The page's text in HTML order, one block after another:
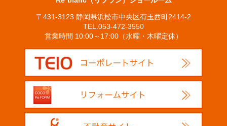
〒431-3123 静岡県浜松市中央区有玉西町2414-2
TEL.053-472-3550
営業時間 10:00～17:00（水曜・木曜定休）